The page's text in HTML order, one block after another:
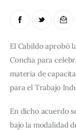
El Cabildo aprobó
Concha para
materia de
para el Trabajo
En dicho acuerdo
bajo la modalidad